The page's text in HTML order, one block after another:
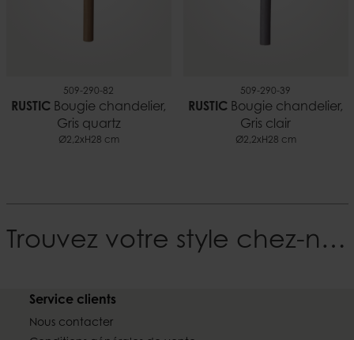
509-290-82
RUSTIC Bougie chandelier,
Gris quartz
Ø2,2xH28 cm
509-290-39
RUSTIC Bougie chandelier,
Gris clair
Ø2,2xH28 cm
Trouvez votre style chez-nous
Service clients
Nous contacter